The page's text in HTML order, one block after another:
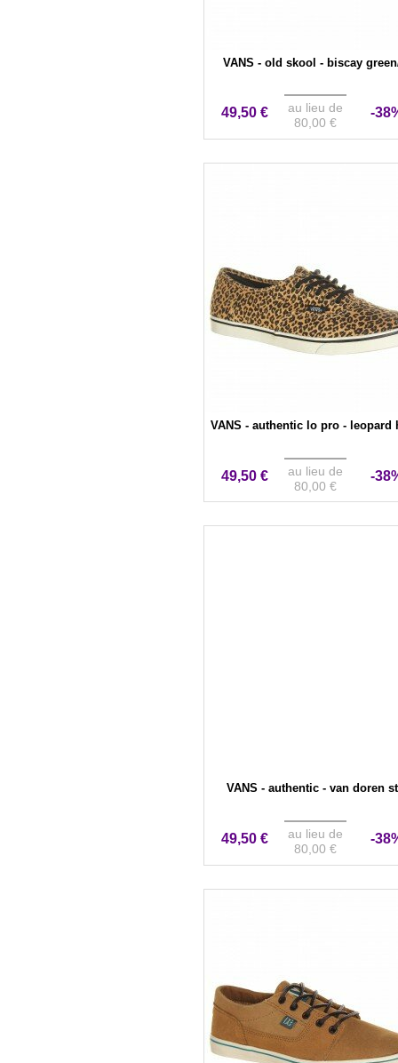
VANS - old skool - biscay
49,50 €
au lieu de
80,00 €
-
VANS - authentic lo pro - leopard
49,50 €
au lieu de
80,00 €
-
VANS - authentic - van doren
49,50 €
au lieu de
80,00 €
-